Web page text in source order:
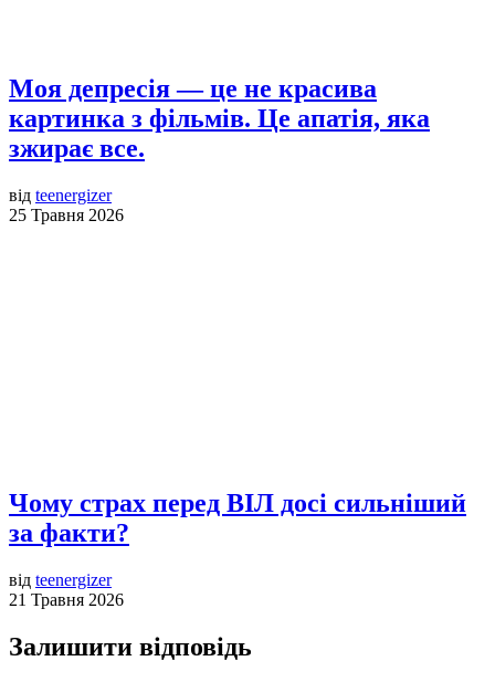
Моя депресія — це не красива
картинка з фільмів. Це апатія, яка
зжирає все.
від teenergizer
25 Травня 2026
Чому страх перед ВІЛ досі сильніший
за факти?
від teenergizer
21 Травня 2026
Залишити відповідь